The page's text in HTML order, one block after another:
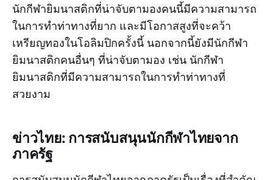
นักกีฬายิมนาสติกที่น่าจับตามองคนนี้มีความสามารถ
ในการทำท่าทางที่ยาก และมีโอกาสสูงที่จะคว้า
เหรียญทองในโอลิมปิกครั้งนี้ นอกจากนี้ยังมีนักกีฬา
ยิมนาสติกคนอื่นๆ ที่น่าจับตามอง เช่น นักกีฬา
ยิมนาสติกที่มีความสามารถในการทำท่าทางที่
สวยงาม
ข่าวไทย: การสนับสนุนนักกีฬาไทยจาก
ภาครัฐ